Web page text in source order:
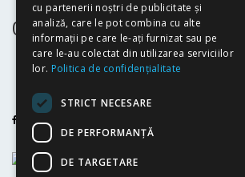
0724410416
office
dualtacticgrup
cu partenerii noștri de publicitate și
analiză, care le pot combina cu alte
informații pe care le-ați furnizat sau pe
care le-au colectat din utilizarea serviciilor
lor. Politica de confidențialitate
STRICT NECESARE
DE PERFORMANȚĂ
DE TARGETARE